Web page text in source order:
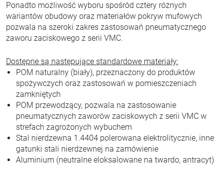
Ponadto możliwość wyboru spośród cztery różnych
wariantów obudowy oraz materiałów pokryw mufowych
pozwala na szeroki zakres zastosowań pneumatycznego
zaworu zaciskowego z serii VMC.
Dostępne są następujące standardowe materiały:
POM naturalny (biały), przeznaczony do produktów
spożywczych oraz zastosowań w pomieszczeniach
zamkniętych
POM przewodzący, pozwala na zastosowanie
pneumatycznych zaworów zaciskowych z serii VMC w
strefach zagrożonych wybuchem
Stal nierdzewna 1.4404 polerowana elektrolitycznie, inne
gatunki stali nierdzewnej na zamówienie
Aluminium (neutralne eloksalowane na twardo, antracyt)